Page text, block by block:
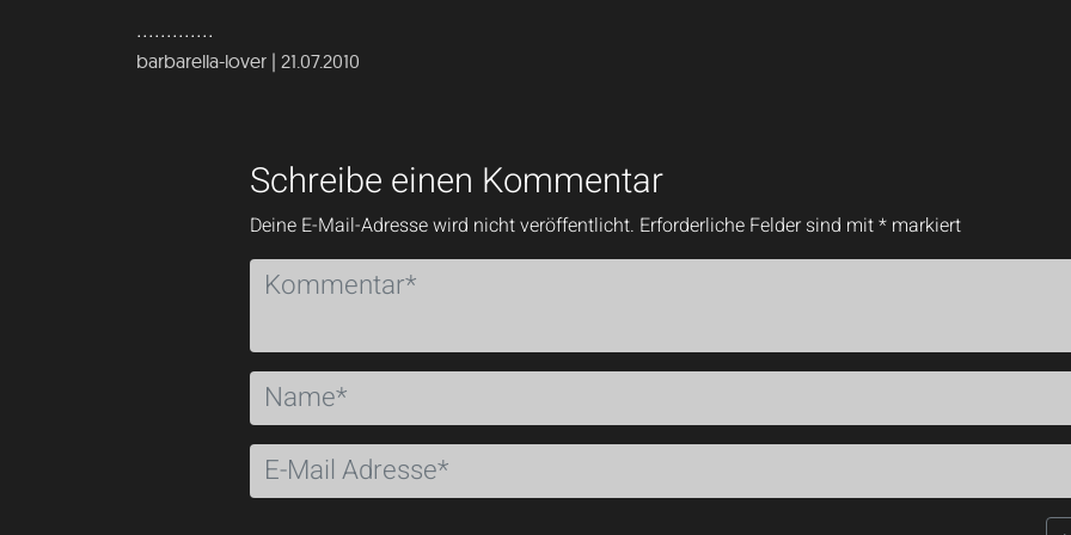
.............
barbarella-lover | 21.07.2010
Schreibe einen Kommentar
Deine E-Mail-Adresse wird nicht veröffentlicht. Erforderliche Felder sind mit* markiert